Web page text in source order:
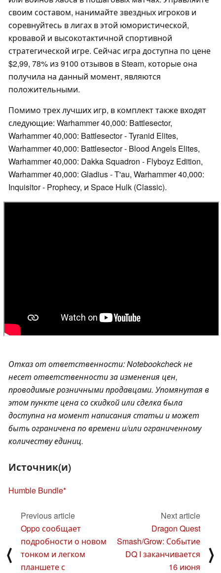
своим составом, нанимайте звездных игроков и
соревнуйтесь в лигах в этой юмористической,
кровавой и высокотактичной спортивной
стратегической игре. Сейчас игра доступна по цене
$2,99, 78% из 9100 отзывов в Steam, которые она
получила на данный момент, являются
положительными.
Помимо трех лучших игр, в комплект также входят
следующие: Warhammer 40,000: Battlesector,
Warhammer 40,000: Battlesector - Tyranid Elites,
Warhammer 40,000: Battlesector - Blood Angels Elites,
Warhammer 40,000: Dakka Squadron - Flyboyz Edition,
Warhammer 40,000: Gladius - T'au, Warhammer 40,000:
Inquisitor - Prophecy, и Space Hulk (Classic).
Отказ от ответственности: Notebookcheck не
несет ответственности за изменения цен,
проводимые розничными продавцами. Упомянутая в
этом пункте цена со скидкой или сделка была
доступна на момент написания статьи и может
быть ограничена по времени и/или ограниченному
количеству единиц.
Источник(и)
Humble Bundle
⟨
Previous article
Oppo сообщает
подробности о новом
тонком и легком
планшете с
Next article
Dragon Quest
Smash/Grow: Событие
DQ I заканчивается
16 июня
⟩